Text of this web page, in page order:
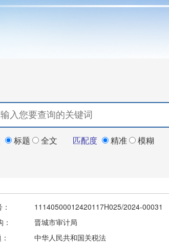
标题 全文 匹配度 精准 模糊
11140500012420117H025/2024-00031
晋城市审计局
中华人民共和国关税法